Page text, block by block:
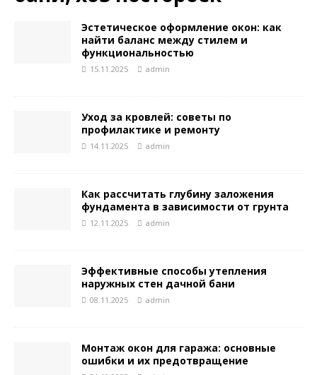
Эстетическое оформление окон: как
найти баланс между стилем и
функциональностью
15.11.2025 admin
Уход за кровлей: советы по
профилактике и ремонту
14.11.2025 admin
Как рассчитать глубину заложения
фундамента в зависимости от грунта
12.11.2025 admin
Эффективные способы утепления
наружных стен дачной бани
08.11.2025 admin
Монтаж окон для гаража: основные
ошибки и их предотвращение